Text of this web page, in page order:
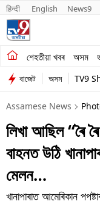
हिन्दी English News9
শেহতীয়া খবৰ অসম
শেহতীয়া খবৰ
অসম
ভাৰত
মনোৰঞ্জন
শিক্ষা
বাজেট অসম TV9
Assamese News
লিখা আছিল “ৰৈ
বাহনত উঠি
মেলন…
খানাপাৰাত আমেৰিকান